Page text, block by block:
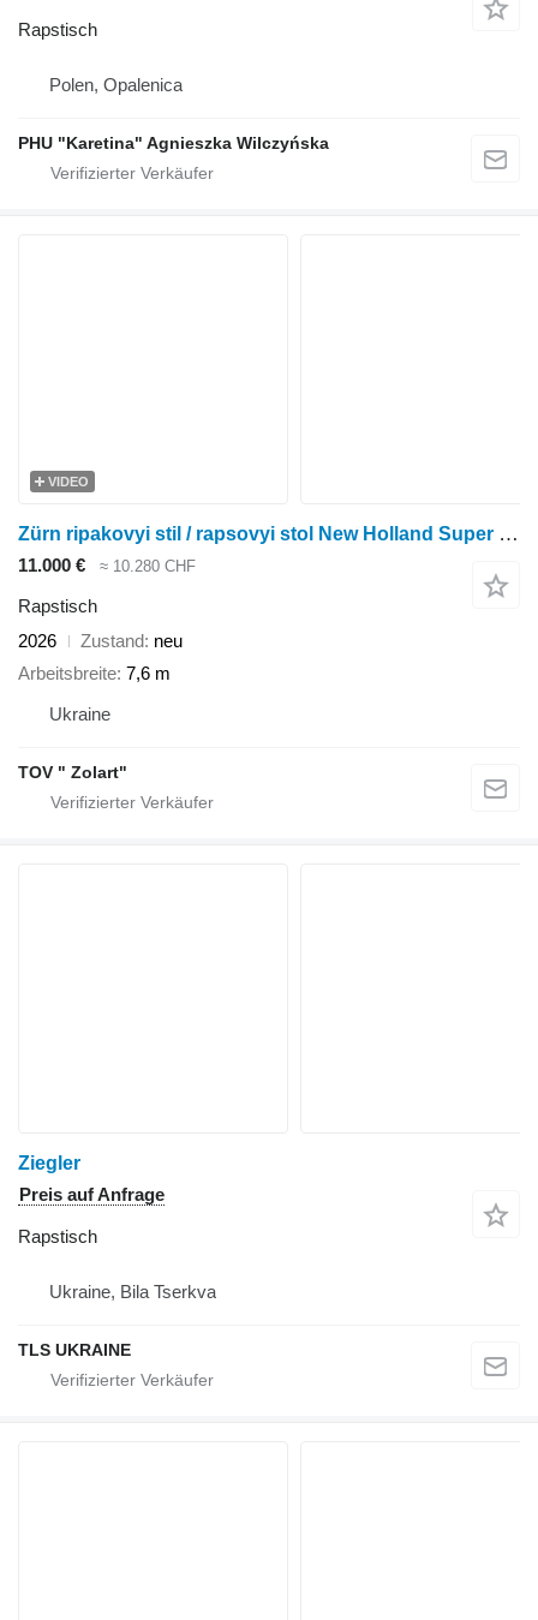
Rapstisch
Polen, Opalenica
PHU "Karetina" Agnieszka Wilczyńska
VIDEO
Zürn ripakovyi stil / rapsovyi stol New Holland Super Flex
11.000 € ≈ 10.280 CHF
Rapstisch
2026
Zustand neu
Arbeitsbreite 7,6 m
Ukraine
TOV " Zolart"
Ziegler
Preis auf Anfrage
Rapstisch
Ukraine, Bila Tserkva
TLS UKRAINE